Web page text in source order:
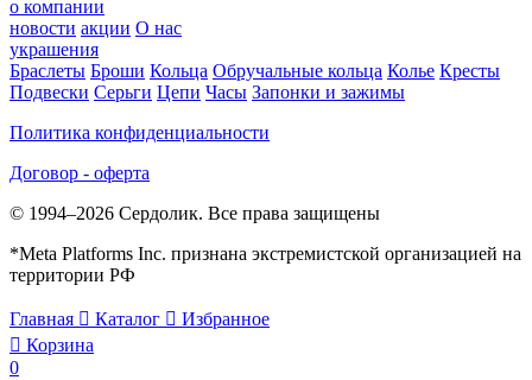
о компании
новости акции О нас
украшения
Браслеты Броши Кольца Обручальные кольца Колье Кресты
Подвески Серьги Цепи Часы Запонки и зажимы
Политика конфиденциальности
Договор - оферта
© 1994–2026 Сердолик. Все права защищены
*Meta Platforms Inc. признана экстремистской организацией на
территории РФ
Главная  Каталог  Избранное
 Корзина
0